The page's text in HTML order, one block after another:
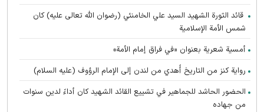
قائد الثورة الشهيد السيد علي الخامنئي (رضوان الله تعالى عليه) كان
شمس الأمة الإسلامية
أمسية شعرية بعنوان «في فراق إمام الأمة»
رواية كنز من التاريخ أُهدي من لندن إلى الإمام الرؤوف (عليه السلام)
الحضور الحاشد للجماهير في تشييع القائد الشهيد كان أداءً لدين سنوات
من جهاده